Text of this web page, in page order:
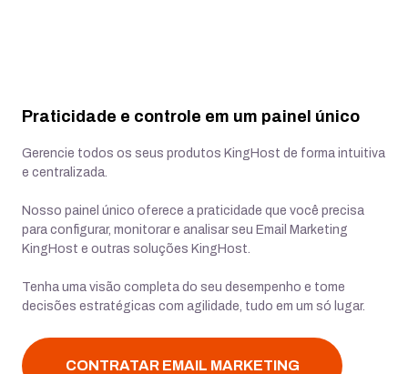
Praticidade e controle em um painel único
Gerencie todos os seus produtos KingHost de forma intuitiva
e centralizada.
Nosso painel único oferece a praticidade que você precisa
para configurar, monitorar e analisar seu Email Marketing
KingHost e outras soluções KingHost.
Tenha uma visão completa do seu desempenho e tome
decisões estratégicas com agilidade, tudo em um só lugar.
CONTRATAR EMAIL MARKETING